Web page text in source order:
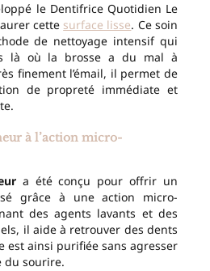
le Dentifrice Quotidien Le
cette surface lisse. Ce soin
de nettoyage intensif qui
là où la brosse a du mal à
finement l’émail, il permet de
de propreté immédiate et
à l’action micro-
a été conçu pour offrir un
grâce à une action micro-
des agents lavants et des
il aide à retrouver des dents
est ainsi purifiée sans agresser
du sourire.